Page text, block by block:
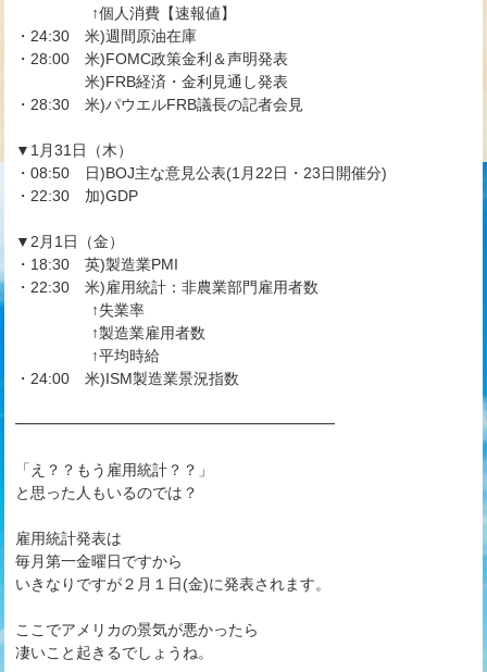
↑個人消費【速報値】
・24:30 米)週間原油在庫
・28:00 米)FOMC政策金利＆声明発表
米)FRB経済・金利見通し発表
・28:30 米)パウエルFRB議長の記者会見
▼1月31日（木）
・08:50 日)BOJ主な意見公表(1月22日・23日開催分)
・22:30 加)GDP
▼2月1日（金）
・18:30 英)製造業PMI
・22:30 米)雇用統計：非農業部門雇用者数
↑失業率
↑製造業雇用者数
↑平均時給
・24:00 米)ISM製造業景況指数
━━━━━━━━━━━━━━━━━━━━━
「え？？もう雇用統計？？」
と思った人もいるのでは？
雇用統計発表は
毎月第一金曜日ですから
いきなりですが２月１日(金)に発表されます。
ここでアメリカの景気が悪かったら
凄いこと起きるでしょうね。